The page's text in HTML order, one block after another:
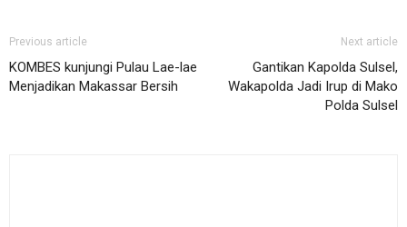
Previous article
KOMBES kunjungi Pulau Lae-lae
Menjadikan Makassar Bersih
Next article
Gantikan Kapolda Sulsel,
Wakapolda Jadi Irup di Mako
Polda Sulsel